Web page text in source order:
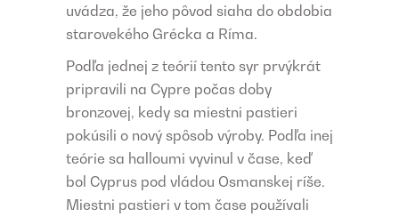
uvádza, že jeho pôvod siaha do obdobia
starovekého Grécka a Ríma.
Podľa jednej z teórií tento syr prvýkrát
pripravili na Cypre počas doby
bronzovej, kedy sa miestni pastieri
pokúsili o nový spôsob výroby. Podľa inej
teórie sa halloumi vyvinul v čase, keď
bol Cyprus pod vládou Osmanskej ríše.
Miestni pastieri v tom čase používali